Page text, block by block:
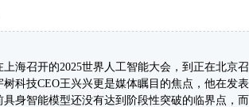
召开的2025世界人工智能大会，到正在北京召
树科技CEO王兴兴更是媒体瞩目的焦点，他在发
具身智能模型还没有达到阶段性突破的临界点，